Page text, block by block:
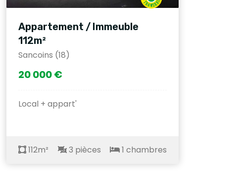
Appartement / Immeuble
112m²
Sancoins (18)
20 000 €
Local + appart'
112m² 3 pièces 1 chambres